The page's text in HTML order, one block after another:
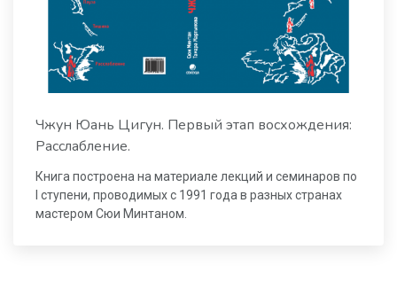
Чжун Юань Цигун. Первый этап восхождения:
Расслабление.
Книга построена на материале лекций и семинаров по
I ступени, проводимых с 1991 года в разных странах
мастером Сюи Минтаном.